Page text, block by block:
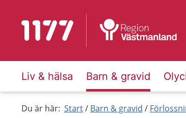
Till startsidan för 1177
Liv & hälsa Barn & gravid
Du är här: Start Barn & gravid